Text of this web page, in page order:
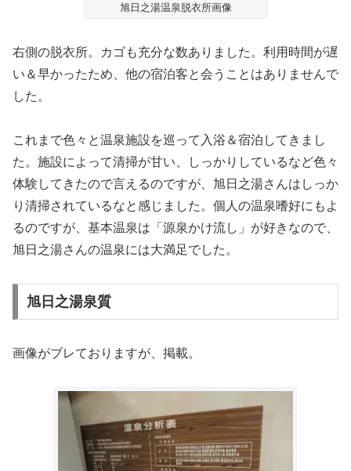
旭日之湯温泉脱衣所画像
右側の脱衣所。カゴも充分な数ありました。利用時間が遅
い＆早かったため、他の宿泊客と会うことはありませんで
した。
これまで色々と温泉施設を巡って入浴＆宿泊してきまし
た。施設によって清掃が甘い、しっかりしているなど色々
体験してきたので言えるのですが、旭日之湯さんはしっか
り清掃されているなと感じました。個人の温泉嗜好にもよ
るのですが、基本温泉は「源泉かけ流し」が好きなので、
旭日之湯さんの温泉には大満足でした。
旭日之湯泉質
画像がブレておりますが、掲載。